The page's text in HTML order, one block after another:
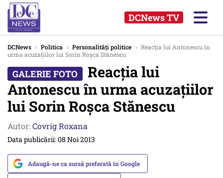
DCNews TV
DCNews › Politica › Personalități politice › Reacția lui Antonescu în
urma acuzațiilor lui Sorin Roșca Stănescu
Reacția lui
Antonescu în urma acuzațiilor
lui Sorin Roșca Stănescu
Autor:Covrig Roxana
Data publicării: 08 Noi 2013
Adaugă-ne ca sursă preferată în Google